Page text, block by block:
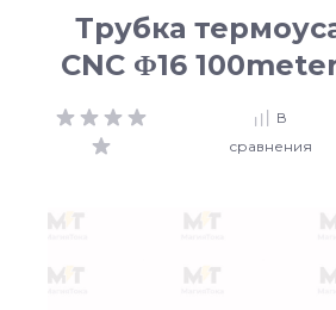
Трубка
CNC Φ16
В
сравнения